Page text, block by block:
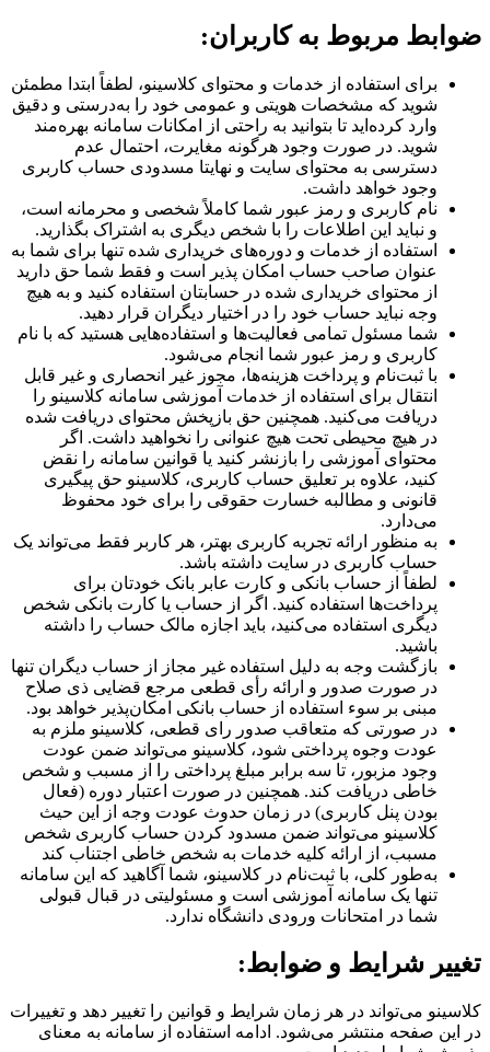
ضوابط مربوط به کاربران:
برای استفاده از خدمات و محتوای کلاسینو، لطفاً ابتدا مطمئن
شوید که مشخصات هویتی و عمومی خود را به‌درستی و دقیق
وارد کرده‌اید تا بتوانید به راحتی از امکانات سامانه بهره‌مند
شوید. در صورت وجود هرگونه مغایرت، احتمال عدم
دسترسی به محتوای سایت و نهایتا مسدودی حساب کاربری
وجود خواهد داشت.
نام کاربری و رمز عبور شما کاملاً شخصی و محرمانه است،
و نباید این اطلاعات را با شخص دیگری به اشتراک بگذارید.
استفاده از خدمات و دوره‌های خریداری شده تنها برای شما به
عنوان صاحب حساب امکان پذیر است و فقط شما حق دارید
از محتوای خریداری شده در حسابتان استفاده کنید و به هیچ
وجه نباید حساب خود را در اختیار دیگران قرار دهید.
شما مسئول تمامی فعالیت‌ها و استفاده‌هایی هستید که با نام
کاربری و رمز عبور شما انجام می‌شود.
با ثبت‌نام و پرداخت هزینه‌ها، مجوز غیر انحصاری و غیر قابل
انتقال برای استفاده از خدمات آموزشی سامانه کلاسینو را
دریافت می‌کنید. همچنین حق بازپخش محتوای دریافت شده
در هیچ محیطی تحت هیچ عنوانی را نخواهید داشت. اگر
محتوای آموزشی را بازنشر کنید یا قوانین سامانه را نقض
کنید، علاوه بر تعلیق حساب کاربری، کلاسینو حق پیگیری
قانونی و مطالبه خسارت حقوقی را برای خود محفوظ
می‌دارد.
به منظور ارائه تجربه کاربری بهتر، هر کاربر فقط می‌تواند یک
حساب کاربری در سایت داشته باشد.
لطفاً از حساب بانکی و کارت عابر بانک خودتان برای
پرداخت‌ها استفاده کنید. اگر از حساب یا کارت بانکی شخص
دیگری استفاده می‌کنید، باید اجازه مالک حساب را داشته
باشید.
بازگشت وجه به دلیل استفاده غیر مجاز از حساب دیگران تنها
در صورت صدور و ارائه رأی قطعی مرجع قضایی ذی صلاح
مبنی بر سوء استفاده از حساب بانکی امکان‌پذیر خواهد بود.
در صورتی که متعاقب صدور رای قطعی، کلاسینو ملزم به
عودت وجوه پرداختی شود، کلاسینو می‌تواند ضمن عودت
وجود مزبور، تا سه برابر مبلغ پرداختی را از مسبب و شخص
خاطی دریافت کند. همچنین در صورت اعتبار دوره (فعال
بودن پنل کاربری) در زمان حدوث عودت وجه از این حیث
کلاسینو می‌تواند ضمن مسدود کردن حساب کاربری شخص
مسبب، از ارائه کلیه خدمات به شخص خاطی اجتناب کند
به‌طور کلی، با ثبت‌نام در کلاسینو، شما آگاهید که این سامانه
تنها یک سامانه آموزشی است و مسئولیتی در قبال قبولی
شما در امتحانات ورودی دانشگاه ندارد.
تغییر شرایط و ضوابط:
کلاسینو می‌تواند در هر زمان شرایط و قوانین را تغییر دهد و تغییرات
در این صفحه منتشر می‌شود. ادامه استفاده از سامانه به معنای